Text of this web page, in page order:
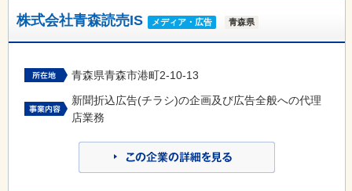
株式会社青森読売IS メディア・広告 青森県
青森県青森市港町2-10-13
新聞折込広告(チラシ)の企画及び広告全般への代理
店業務